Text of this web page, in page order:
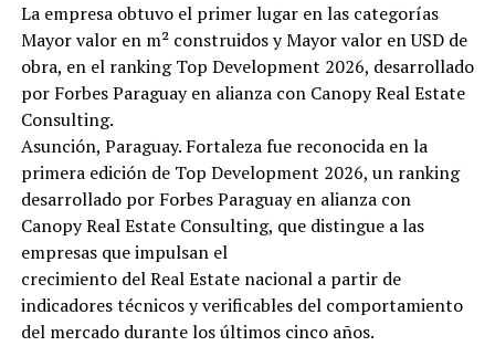
La empresa obtuvo el primer lugar en las categorías
Mayor valor en m² construidos y Mayor valor en USD de
obra, en el ranking Top Development 2026, desarrollado
por Forbes Paraguay en alianza con Canopy Real Estate
Consulting.
Asunción, Paraguay. Fortaleza fue reconocida en la
primera edición de Top Development 2026, un ranking
desarrollado por Forbes Paraguay en alianza con
Canopy Real Estate Consulting, que distingue a las
empresas que impulsan el
crecimiento del Real Estate nacional a partir de
indicadores técnicos y verificables del comportamiento
del mercado durante los últimos cinco años.